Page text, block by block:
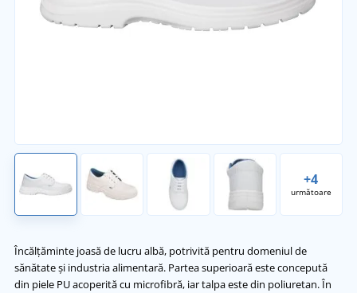
+4
următoare
Încălțăminte joasă de lucru albă, potrivită pentru domeniul de
sănătate și industria alimentară. Partea superioară este concepută
din piele PU acoperită cu microfibră, iar talpa este din poliuretan. În